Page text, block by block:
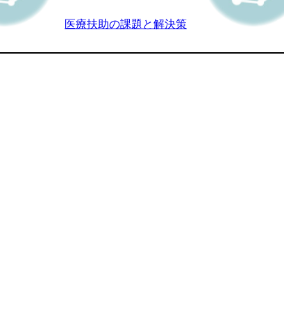
医療扶助の課題と解決策